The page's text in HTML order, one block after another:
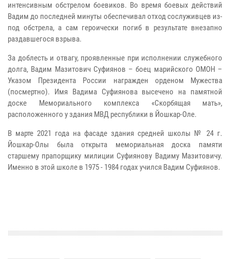
интенсивным обстрелом боевиков. Во время боевых действий
Вадим до последней минуты обеспечивал отход сослуживцев из-
под обстрела, а сам героически погиб в результате внезапно
раздавшегося взрыва.
За доблесть и отвагу, проявленные при исполнении служебного
долга, Вадим Мазитович Суфиянов – боец марийского ОМОН –
Указом Президента России награжден орденом Мужества
(посмертно). Имя Вадима Суфиянова высечено на памятной
доске Мемориального комплекса «Скорбящая мать»,
расположенного у здания МВД республики в Йошкар-Оле.
В марте 2021 года на фасаде здания средней школы № 24 г.
Йошкар-Олы была открыта мемориальная доска памяти
старшему прапорщику милиции Суфиянову Вадиму Мазитовичу.
Именно в этой школе в 1975 - 1984 годах учился Вадим Суфиянов.